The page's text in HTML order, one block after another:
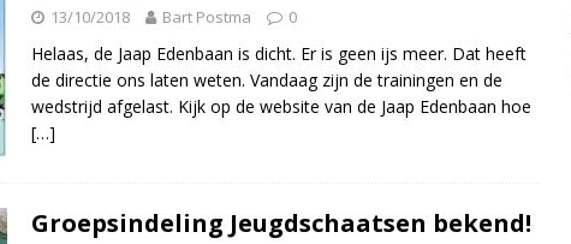
13/10/2018 Bart Postma 0
Helaas, de Jaap Edenbaan is dicht. Er is geen ijs meer. Dat heeft
de directie ons laten weten. Vandaag zijn de trainingen en de
wedstrijd afgelast. Kijk op de website van de Jaap Edenbaan hoe
[…]
Groepsindeling Jeugdschaatsen bekend!